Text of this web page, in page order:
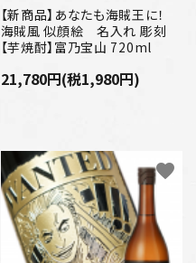
【新商品】あなたも海賊王に！
海賊風 似顔絵 名入れ 彫刻
【芋焼酎】富乃宝山 720ml
21,780円(税1,980円)
favorite